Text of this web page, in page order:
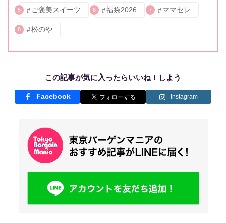
5 ご褒美スイーツ 6 福袋2026 7 ママセレ
8 松のや
この記事が気に入ったらいいね！しよう
Facebook Instagram